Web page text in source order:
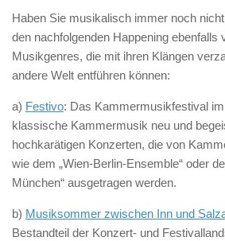
Haben Sie musikalisch immer noch
den nachfolgenden Happening ebenfalls
Musikgenres, die mit ihren Klängen
andere Welt entführen können:
a) Festivo: Das Kammermusikfestival
klassische Kammermusik neu und
hochkarätigen Konzerten, die von
wie dem „Wien-Berlin-Ensemble“ oder
München“ ausgetragen werden.
b) Musiksommer zwischen Inn und
Bestandteil der Konzert- und